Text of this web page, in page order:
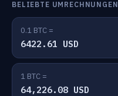
BELIEBTE UMRECHNUNGEN
0.1 BTC =
6422.61 USD
1 BTC =
64,226.08 USD